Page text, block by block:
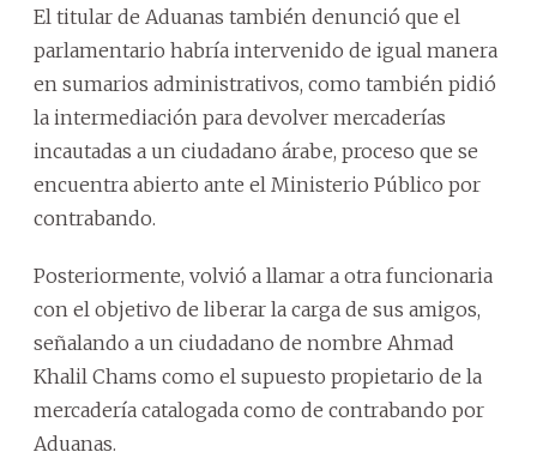
El titular de Aduanas también denunció que el
parlamentario habría intervenido de igual manera
en sumarios administrativos, como también pidió
la intermediación para devolver mercaderías
incautadas a un ciudadano árabe, proceso que se
encuentra abierto ante el Ministerio Público por
contrabando.
Posteriormente, volvió a llamar a otra funcionaria
con el objetivo de liberar la carga de sus amigos,
señalando a un ciudadano de nombre Ahmad
Khalil Chams como el supuesto propietario de la
mercadería catalogada como de contrabando por
Aduanas.